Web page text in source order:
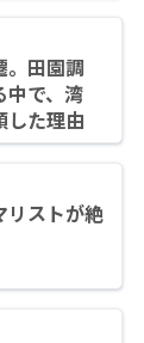
。田園調
中で、湾
した理由
リストが絶